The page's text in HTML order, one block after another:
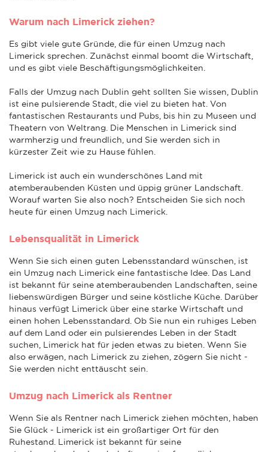
Warum nach Limerick ziehen?
Es gibt viele gute Gründe, die für einen Umzug nach
Limerick sprechen. Zunächst einmal boomt die Wirtschaft,
und es gibt viele Beschäftigungsmöglichkeiten.
Falls der Umzug nach Dublin geht sollten Sie wissen, Dublin
ist eine pulsierende Stadt, die viel zu bieten hat. Von
fantastischen Restaurants und Pubs, bis hin zu Museen und
Theatern von Weltrang. Die Menschen in Limerick sind
warmherzig und freundlich, und Sie werden sich in
kürzester Zeit wie zu Hause fühlen.
Limerick ist auch ein wunderschönes Land mit
atemberaubenden Küsten und üppig grüner Landschaft.
Worauf warten Sie also noch? Entscheiden Sie sich noch
heute für einen Umzug nach Limerick.
Lebensqualität in Limerick
Wenn Sie sich einen guten Lebensstandard wünschen, ist
ein Umzug nach Limerick eine fantastische Idee. Das Land
ist bekannt für seine atemberaubenden Landschaften, seine
liebenswürdigen Bürger und seine köstliche Küche. Darüber
hinaus verfügt Limerick über eine starke Wirtschaft und
einen hohen Lebensstandard. Ob Sie nun ein ruhiges Leben
auf dem Land oder ein pulsierendes Leben in der Stadt
suchen, Limerick hat für jeden etwas zu bieten. Wenn Sie
also erwägen, nach Limerick zu ziehen, zögern Sie nicht -
Sie werden nicht enttäuscht sein.
Umzug nach Limerick als Rentner
Wenn Sie als Rentner nach Limerick ziehen möchten, haben
Sie Glück - Limerick ist ein großartiger Ort für den
Ruhestand. Limerick ist bekannt für seine